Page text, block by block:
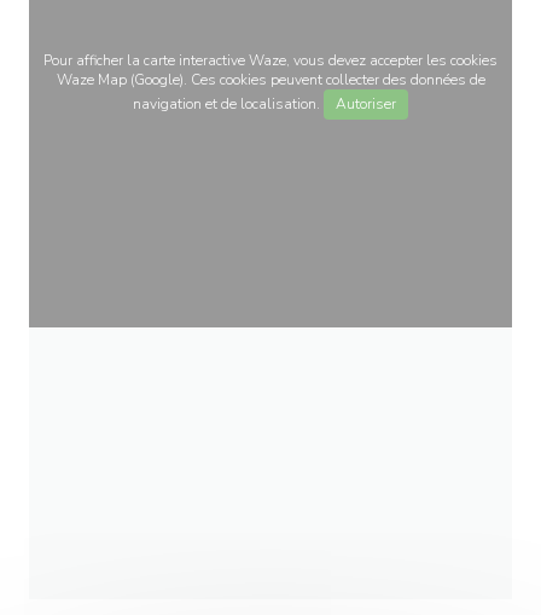
Pour afficher la carte interactive Waze, vous devez accepter les cookies
Waze Map (Google). Ces cookies peuvent collecter des données de
navigation et de localisation.
Autoriser